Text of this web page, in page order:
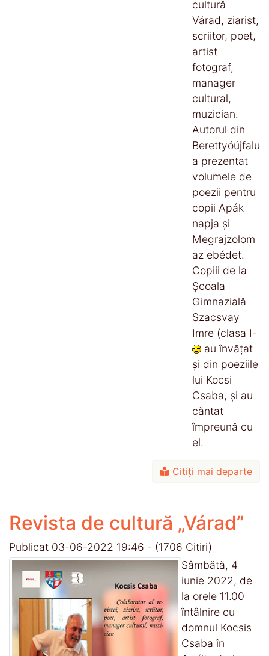
cultură
Várad, ziarist,
scriitor, poet,
artist
fotograf,
manager
cultural,
muzician.
Autorul din
Berettyóújfalu
a prezentat
volumele de
poezii pentru
copii Apák
napja şi
Megrajzolom
az ebédet.
Copiii de la
Şcoala
Gimnazială
Szacsvay
Imre (clasa I-
au învăţat
şi din poeziile
lui Kocsi
Csaba, şi au
căntat
împreună cu
el.
Citiți mai departe
Revista de cultură „Várad”
Publicat 03-06-2022 19:46 - (1706 Citiri)
Sâmbătă, 4
iunie 2022, de
la orele 11.00
întâlnire cu
domnul Kocsis
Csaba în